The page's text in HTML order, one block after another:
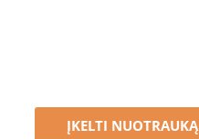
ĮKELTI NUOTRAUKĄ